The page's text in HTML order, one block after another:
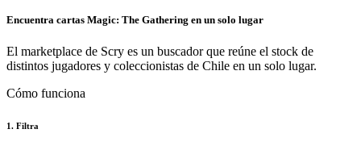
Encuentra cartas Magic: The Gathering en un solo lugar
El marketplace de Scry es un buscador que reúne el stock de
distintos jugadores y coleccionistas de Chile en un solo lugar.
Cómo funciona
1. Filtra